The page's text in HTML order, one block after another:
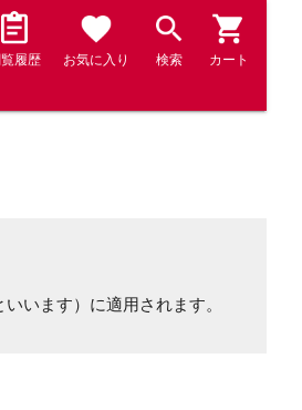
履歴 お気に入り 検索 カート
います）に適用されます。